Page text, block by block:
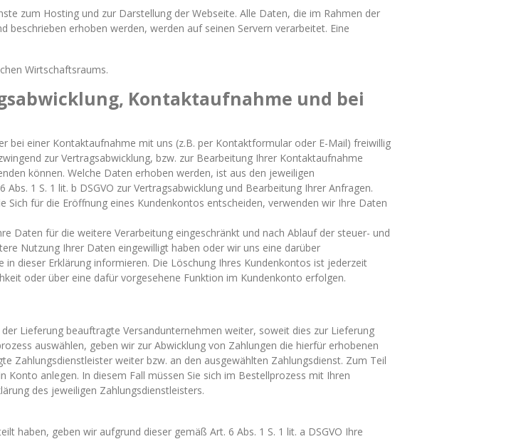
zum Hosting und zur Darstellung der Webseite. Alle Daten, die im Rahmen der
erhoben werden, werden auf seinen Servern verarbeitet. Eine
Wirtschaftsraums.
Kontaktaufnahme und bei
bei einer Kontaktaufnahme mit uns (z.B. per Kontaktformular oder E-Mail) freiwillig
zur Vertragsabwicklung, bzw. zur Bearbeitung Ihrer Kontaktaufnahme
können. Welche Daten erhoben werden, ist aus den jeweiligen
1 S. 1 lit. b DSGVO zur Vertragsabwicklung und Bearbeitung Ihrer Anfragen.
Sich für die Eröffnung eines Kundenkontos entscheiden, verwenden wir Ihre Daten
Daten für die weitere Verarbeitung eingeschränkt und nach Ablauf der steuer- und
Nutzung Ihrer Daten eingewilligt haben oder wir uns eine darüber
dieser Erklärung informieren. Die Löschung Ihres Kundenkontos ist jederzeit
oder über eine dafür vorgesehene Funktion im Kundenkonto erfolgen.
Lieferung beauftragte Versandunternehmen weiter, soweit dies zur Lieferung
auswählen, geben wir zur Abwicklung von Zahlungen die hierfür erhobenen
Zahlungsdienstleister weiter bzw. an den ausgewählten Zahlungsdienst. Zum Teil
anlegen. In diesem Fall müssen Sie sich im Bestellprozess mit Ihren
des jeweiligen Zahlungsdienstleisters.
haben, geben wir aufgrund dieser gemäß Art. 6 Abs. 1 S. 1 lit. a DSGVO Ihre